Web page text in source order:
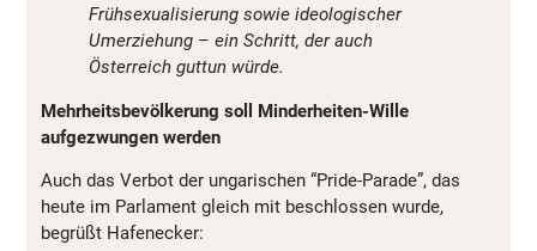
Frühsexualisierung sowie ideologischer
Umerziehung – ein Schritt, der auch
Österreich guttun würde.
Mehrheitsbevölkerung soll Minderheiten-Wille
aufgezwungen werden
Auch das Verbot der ungarischen “Pride-Parade”, das
heute im Parlament gleich mit beschlossen wurde,
begrüßt Hafenecker: